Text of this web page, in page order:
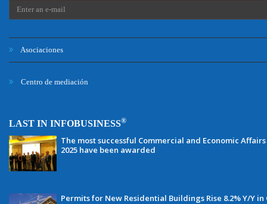
Asociaciones
Centro de mediación
LAST IN INFOBUSINESS®
The most successful Commercial and Economic
2025 have been awarded
Permits for New Residential Buildings Rise 8.2% Y/Y in